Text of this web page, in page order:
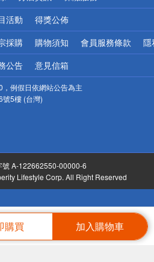
購買 加入購物車
小心！
活動 得獎公佈
採購 購物須知 會員服務條款 隱
公告 意見信箱
例假日依網站公告為主
號5樓 (台灣)
號 A-122662550-00000-6
Lifestyle Corp. All Right Reserved